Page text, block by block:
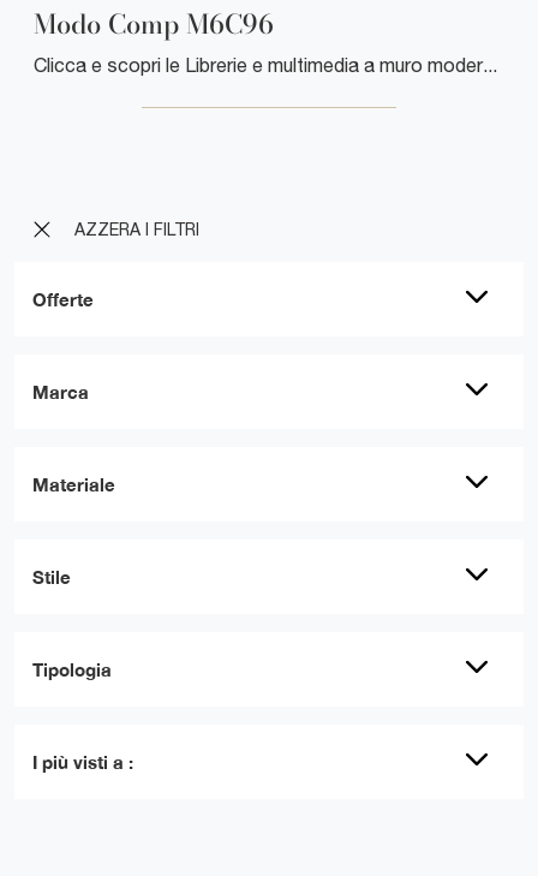
AZZERA I FILTRI
Offerte
Marca
Materiale
Stile
Tipologia
I più visti a :
Modo Comp M6C96
Clicca e scopri le Librerie e multimedia a muro moderne! Il modello Modo Comp M6C96 Sangiacomo saprà ultimare un living pratico e dinamico.